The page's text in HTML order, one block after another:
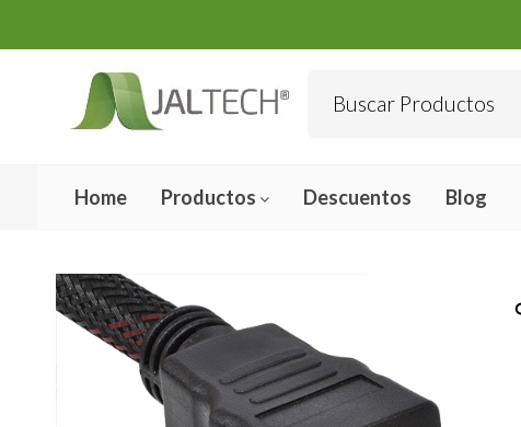
Home Productos Descuentos Blog